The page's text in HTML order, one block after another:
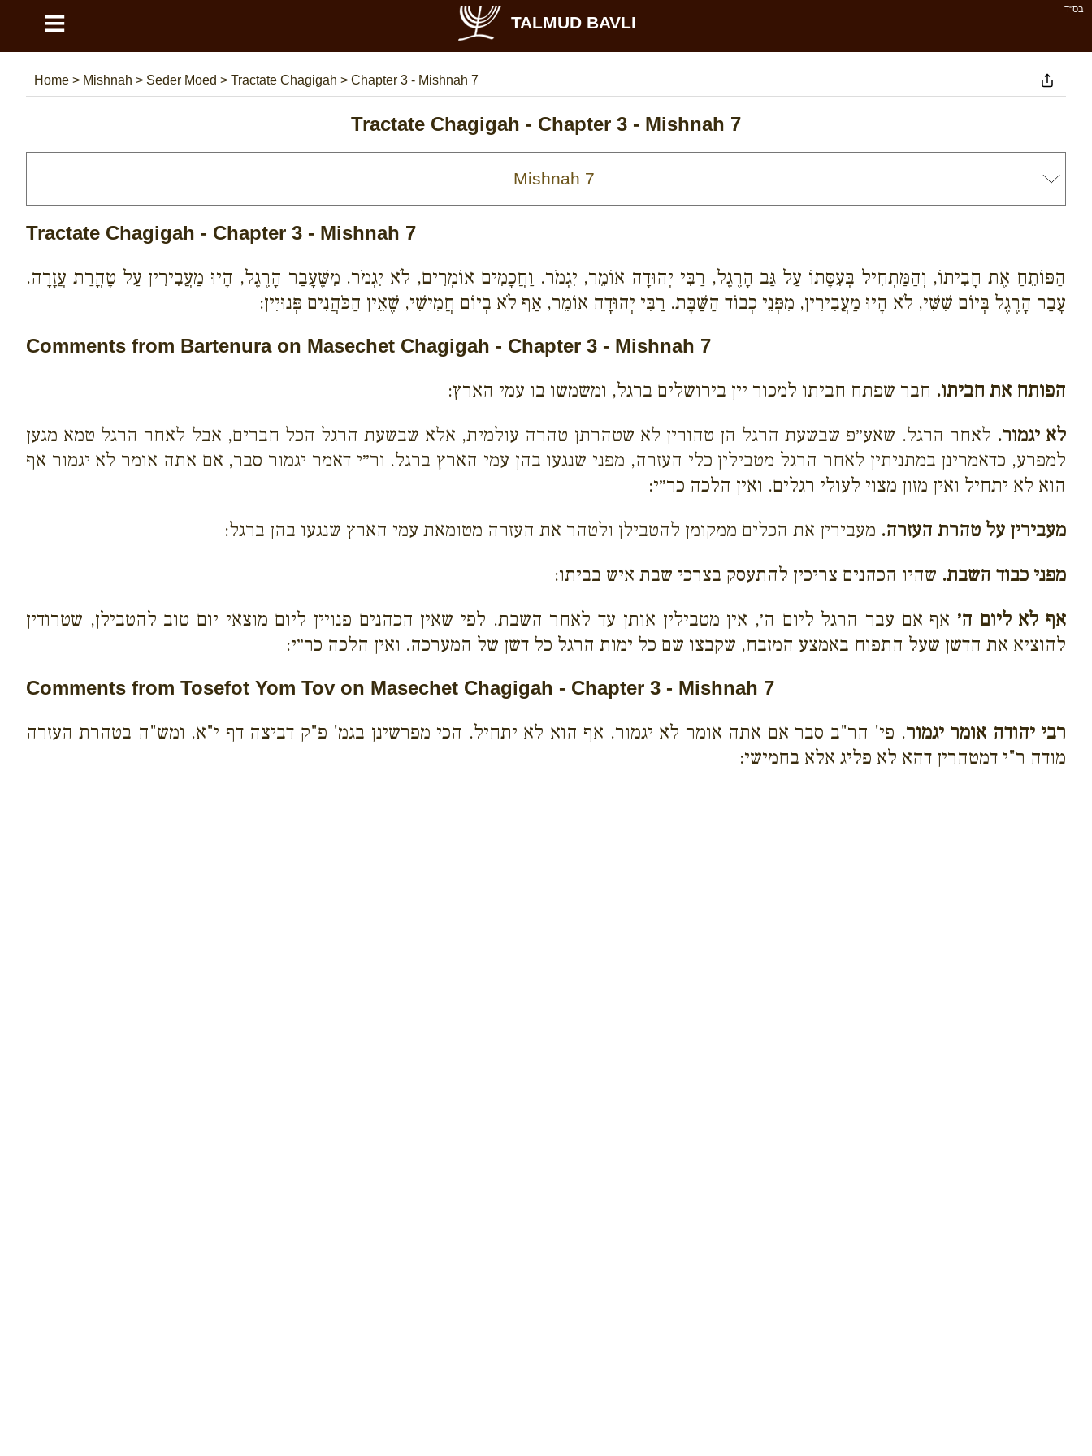
בס''ד ≡ TALMUD BAVLI
Home > Mishnah > Seder Moed > Tractate Chagigah > Chapter 3 - Mishnah 7
Tractate Chagigah - Chapter 3 - Mishnah 7
Tractate Chagigah - Chapter 3 - Mishnah 7
הַפּוֹתֵחַ אֶת חָבִיתוֹ, וְהַמַּתְחִיל בְּעִסָּתוֹ עַל גַּב הָרֶגֶל, רַבִּי יְהוּדָה אוֹמֵר, יִגְמֹר. וַחֲכָמִים אוֹמְרִים, לֹא יִגְמֹר. מִשֶּׁעָבַר הָרֶגֶל, הָיוּ מַעֲבִירִין עַל טָהֳרַת עֲזָרָה.
עָבַר הָרֶגֶל בְּיוֹם שִׁשִּׁי, לֹא הָיוּ מַעֲבִירִין, מִפְּנֵי כְבוֹד הַשַּׁבָּת. רַבִּי יְהוּדָה אוֹמֵר, אַף לֹא בְיוֹם חֲמִישִׁי, שֶׁאֵין הַכֹּהֲנִים פְּנוּיִין:
Comments from Bartenura on Masechet Chagigah - Chapter 3 - Mishnah 7
הפותח את חביתו. חבר שפתח חביתו למכור יין בירושלים ברגל, ומשמשו בו עמי הארץ:
לא יגמור. לאחר הרגל. שאע״פ שבשעת הרגל הן טהורין לא שטהרתן טהרה עולמית, אלא שבשעת הרגל הכל חברים, אבל לאחר הרגל טמא מגען
למפרע, כדאמרינן במתניתין לאחר הרגל מטבילין כלי העזרה, מפני שנגעו בהן עמי הארץ ברגל. ור״י דאמר יגמור סבר, אם אתה אומר לא יגמור אף
הוא לא יתחיל ואין מזון מצוי לעולי רגלים. ואין הלכה כר״י:
מעבירין על טהרת העזרה. מעבירין את הכלים ממקומן להטבילן ולטהר את העזרה מטומאת עמי הארץ שנגעו בהן ברגל:
מפני כבוד השבת. שהיו הכהנים צריכין להתעסק בצרכי שבת איש בביתו:
אף לא ליום ה׳ אף אם עבר הרגל ליום ה׳, אין מטבילין אותן עד לאחר השבת. לפי שאין הכהנים פנויין ליום מוצאי יום טוב להטבילן, שטרודין
להוציא את הדשן שעל התפוח באמצע המזבח, שקבצו שם כל ימות הרגל כל דשן של המערכה. ואין הלכה כר״י:
Comments from Tosefot Yom Tov on Masechet Chagigah - Chapter 3 - Mishnah 7
רבי יהודה אומר יגמור. פי' הר"ב סבר אם אתה אומר לא יגמור. אף הוא לא יתחיל. הכי מפרשינן בגמ' פ"ק דביצה דף י"א. ומש"ה בטהרת העזרה
מודה ר"י דמטהרין דהא לא פליג אלא בחמישי: